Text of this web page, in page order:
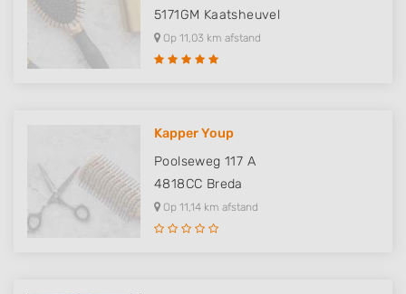
5171GM Kaatsheuvel
Op 11,03 km afstand
Kapper Youp
Poolseweg 117 A
4818CC Breda
Op 11,14 km afstand